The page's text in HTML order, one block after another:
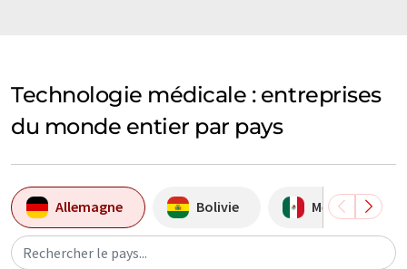
Technologie médicale : entreprises
du monde entier par pays
Allemagne Bolivie Mexique
Rechercher le pays...